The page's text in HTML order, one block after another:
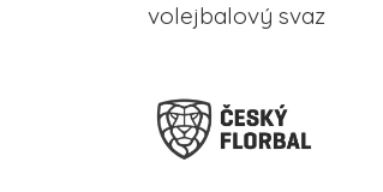
volejbalový svaz